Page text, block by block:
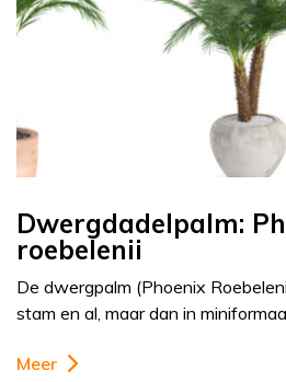
Dwergdadelpalm:
roebelenii
De dwergpalm (Phoenix
stam en al, maar dan in
Meer